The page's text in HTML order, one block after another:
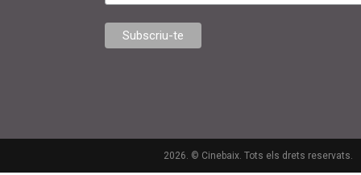
2026. © Cinebaix. Tots els drets reservats.